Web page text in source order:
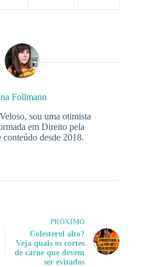
Follmann
sou uma otimista
em Direito pela
desde 2018.
PRÓXIMO
Colesterol alto?
Veja quais os cortes
de carne que devem
ser evitados